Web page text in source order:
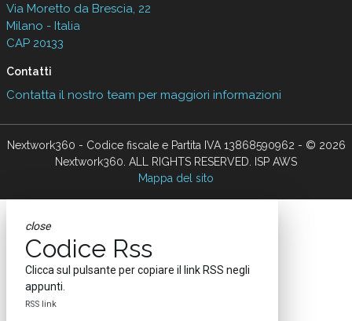
Via Moretto da Brescia, 22
Milano - Italia
CAP 20133
Contatti
Contatta il nostro team per maggiori informazioni
Nextwork360 - Codice fiscale e Partita IVA 13868590962 - © 2026
Nextwork360. ALL RIGHTS RESERVED. ISP AWS
Mappa del sito
close
Codice Rss
Clicca sul pulsante per copiare il link RSS negli
appunti.
RSS link